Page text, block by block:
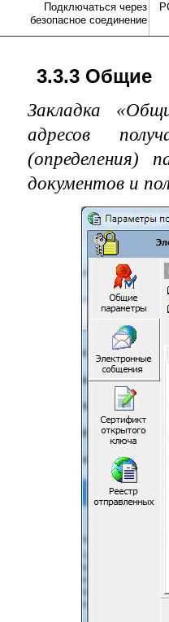
Подключаться через
безопасное соединение
3.3.3 Общие
Закладка
адресов
(определения)
документов и